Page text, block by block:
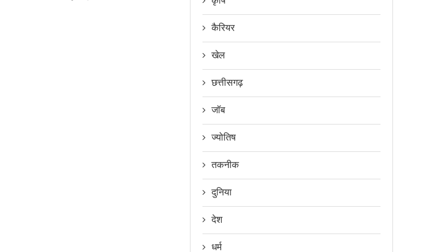
कैरियर
खेल
छत्तीसगढ़
जॉब
ज्योतिष
तकनीक
दुनिया
देश
धर्म